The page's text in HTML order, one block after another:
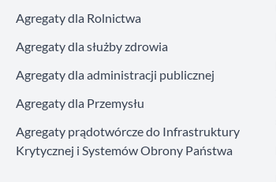
Agregaty dla Rolnictwa
Agregaty dla służby zdrowia
Agregaty dla administracji publicznej
Agregaty dla Przemysłu
Agregaty prądotwórcze do Infrastruktury
Krytycznej i Systemów Obrony Państwa